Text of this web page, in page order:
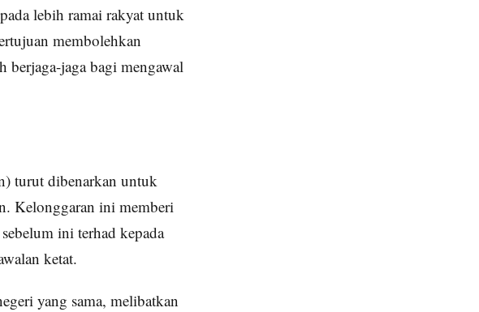
lebih ramai rakyat untuk
membolehkan
berjaga-jaga bagi mengawal
turut dibenarkan untuk
Kelonggaran ini memberi
ini terhad kepada
ketat.
yang sama, melibatkan